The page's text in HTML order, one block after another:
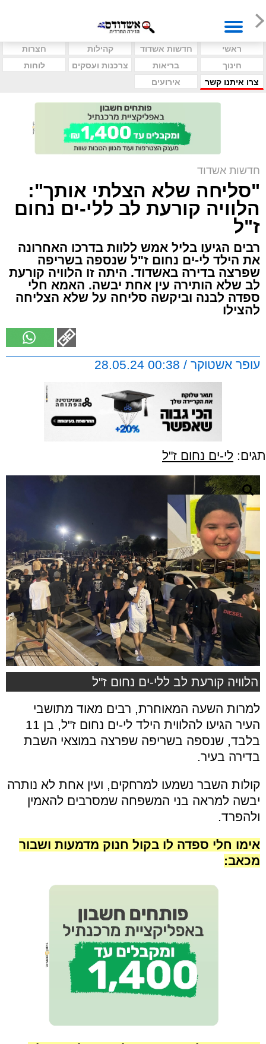
ראשי חדשות אשדוד קהילות
חצרות
חינוך
בריאות צרכנות ועסקים
לוחות
צרו איתנו קשר
אירועים
חדשות אשדוד
"סליחה שלא הצלתי אותך":
הלוויה קורעת לב ללי-ים נחום
ז"ל
רבים הגיעו בליל אמש ללוות בדרכו האחרונה
את הילד לי-ים נחום ז"ל שנספה בשריפה
שפרצה בדירה באשדוד. היתה זו הלוויה קורעת
לב שלא הותירה עין אחת יבשה. האמא חלי
ספדה לבנה וביקשה סליחה על שלא הצליחה
להצילו
עופר אשטוקר / 00:38 28.05.24
תגים: לי-ים נחום ז"ל
הלוויה קורעת לב ללי-ים נחום ז"ל
למרות השעה המאוחרת, רבים מאוד מתושבי
העיר הגיעו להלווית הילד לי-ים נחום ז"ל, בן 11
בלבד, שנספה בשריפה שפרצה במוצאי השבת
בדירה בעיר.
קולות השבר נשמעו למרחקים, ועין אחת לא נותרה
יבשה למראה בני המשפחה שמסרבים להאמין
ולהפרד.
אימו חלי ספדה לו בקול חנוק מדמעות ושבור
מכאב: